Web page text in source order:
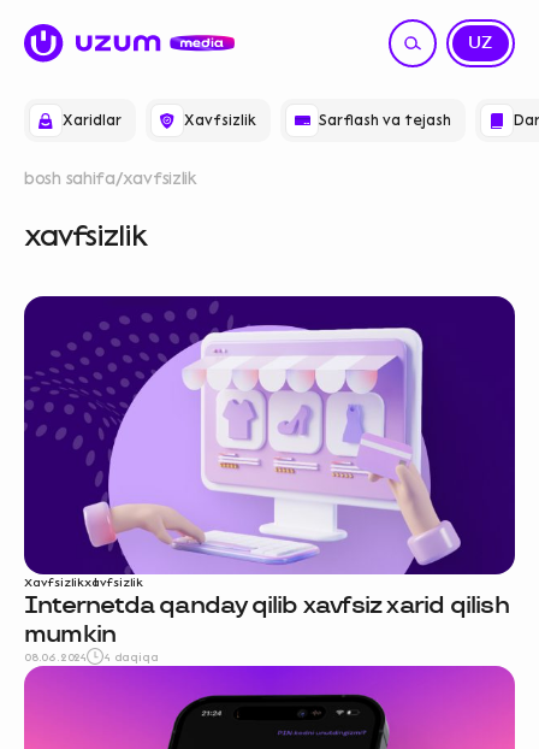
Xaridlar Xavfsizlik Sarflash va tejash
UZ
RU
bosh sahifa xavfsizlik
xavfsizlik
Xavfsizlikxavfsizlik
Internetda qanday qilib xavfsiz xarid qilish
mumkin
08.06.2024 4 daqiqa